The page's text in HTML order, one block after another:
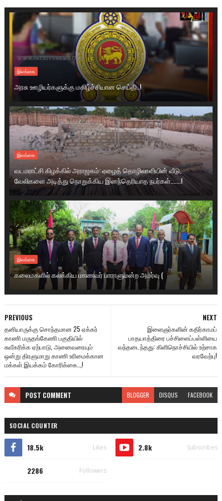
இலங்கை
அரசு ஊழியர்களுக்கு மகிழ்ச்சியான செய்தி..!
இலங்கை
வடமராட்சி கிழக்கில் அராஜகம்: ஏழைத் தொழிலாளியின் வீடு,
வேலிகளை அடித்து நொறுக்கிய இனந்தெரியாத நபர்கள்.......!
இலங்கை
கலைமகளில் கலக்கிய மாணவர் பாராளுமன்ற அமர்வு (
NEXT
இளைஞர்களின் கதிர்காமப்
பாதயாத்திரை பச்சிளைப்பள்ளியை
வந்தடைந்தது: கிளிநொச்சியில் உற்சாக
வரவேற்பு!
PREVIOUS
தனியாருக்கு சொந்தமான 25 ஏக்கர்
காணி மருதங்கேணி பகுதியில்
சுவீகரிக்க ஏற்பாடு, அனைவரையும்
ஒன்று திரளுமாறு காணி உரிமைக்கான
மக்கள் இயக்கம் கோரிக்கை..,!
POST COMMENT BLOGGER DISQUS FACEBOOK
SOCIAL COUNTER
18.5k Likes 2.8k Subscribes
2286 Followers